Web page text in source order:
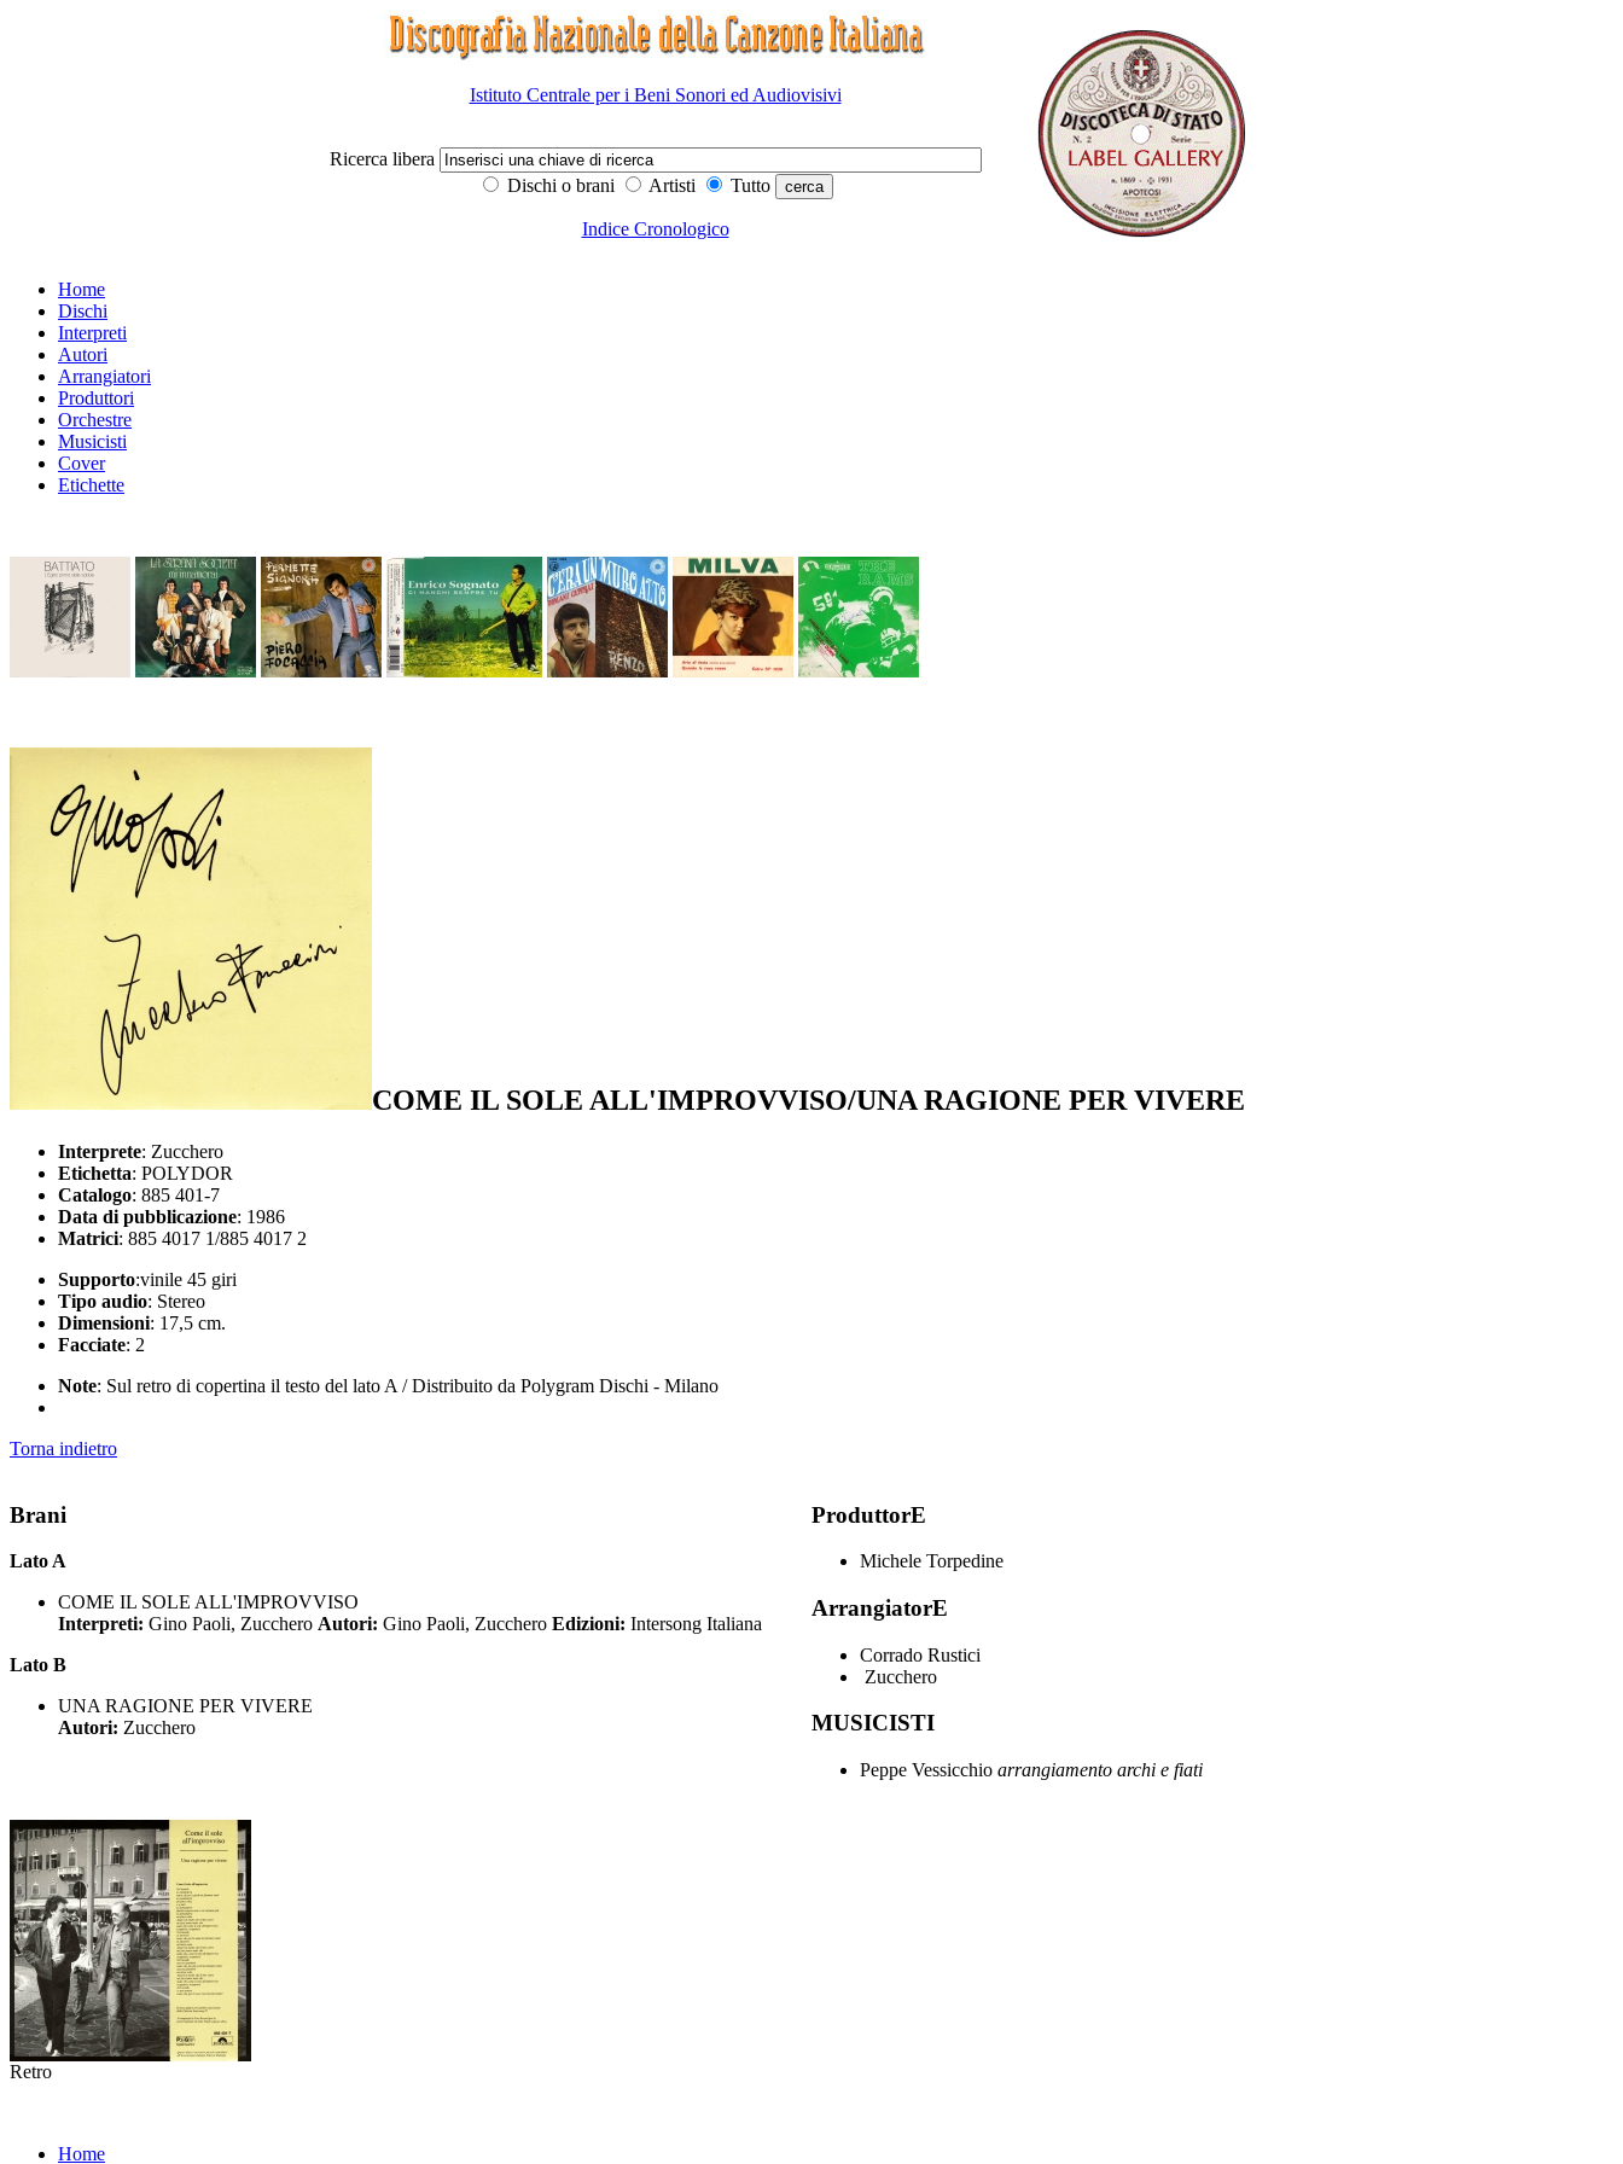
Istituto Centrale per i Beni Sonori ed Audiovisivi
Ricerca libera
Dischi o brani
Artisti Tutto
Indice Cronologico
Home
Dischi
Interpreti
Autori
Arrangiatori
Produttori
Orchestre
Musicisti
Cover
Etichette
COME IL SOLE ALL'IMPROVVISO/UNA RAGIONE PER VIVERE
Interprete: Zucchero
Etichetta: POLYDOR
Catalogo: 885 401-7
Data di pubblicazione: 1986
Matrici: 885 4017 1/885 4017 2
Supporto:vinile 45 giri
Tipo audio: Stereo
Dimensioni: 17,5 cm.
Facciate: 2
Note: Sul retro di copertina il testo del lato A / Distribuito da Polygram Dischi - Milano
Torna indietro
Brani
Lato A
COME IL SOLE ALL'IMPROVVISO
Interpreti: Gino Paoli, Zucchero Autori: Gino Paoli, Zucchero Edizioni: Intersong Italiana
Lato B
UNA RAGIONE PER VIVERE
Autori: Zucchero
ProduttorE
Michele Torpedine
ArrangiatorE
Corrado Rustici
Zucchero
MUSICISTI
Peppe Vessicchio arrangiamento archi e fiati
Retro
Home